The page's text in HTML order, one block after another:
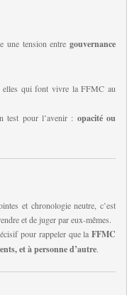
une tension entre gouvernance
elles qui font vivre la FFMC au
test pour l’avenir : opacité ou
et chronologie neutre, c’est
et de juger par eux-mêmes.
pour rappeler que la FFMC
et à personne d’autre.